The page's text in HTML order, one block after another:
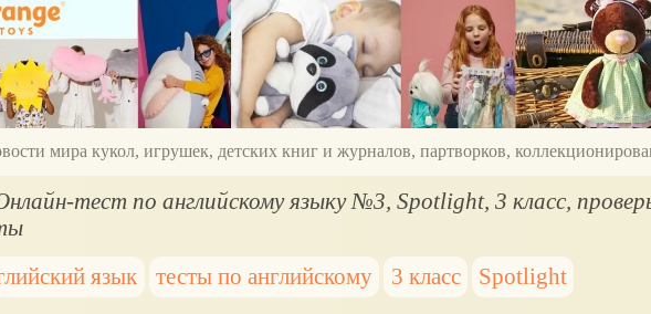
мира кукол, игрушек, детских книг и журналов, партворков,
тест по английскому языку №3, Spotlight, 3 класс,
язык тесты по английскому 3 класс Spotlight